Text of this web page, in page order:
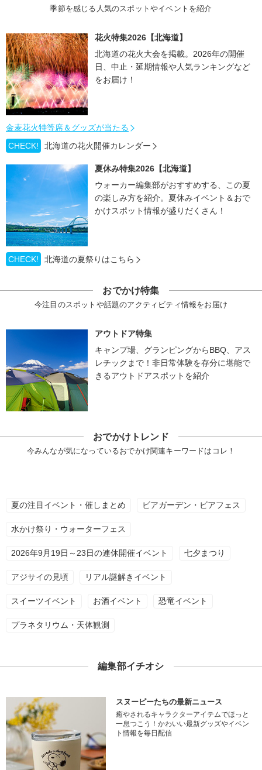
季節を感じる人気のスポットやイベントを紹介
花火特集2026【北海道】
北海道の花火大会を掲載。2026年の開催
日、中止・延期情報や人気ランキングなど
をお届け！
金麦花火特等席＆グッズが当たる
CHECK!
北海道の花火開催カレンダー
夏休み特集2026【北海道】
ウォーカー編集部がおすすめする、この夏
の楽しみ方を紹介。夏休みイベント＆おで
かけスポット情報が盛りだくさん！
CHECK! 北海道の夏祭りはこちら
おでかけ特集
今注目のスポットや話題のアクティビティ情報をお届け
アウトドア特集
キャンプ場、グランピングからBBQ、アス
レチックまで！非日常体験を存分に堪能で
きるアウトドアスポットを紹介
おでかけトレンド
今みんなが気になっているおでかけ関連キーワードはコレ！
夏の注目イベント・催しまとめ ビアガーデン・ビアフェス
水かけ祭り・ウォーターフェス
2026年9月19日～23日の連休開催イベント 七夕まつり
アジサイの見頃 リアル謎解きイベント
スイーツイベント お酒イベント 恐竜イベント
プラネタリウム・天体観測
編集部イチオシ
スヌーピーたちの最新ニュース
癒やされるキャラクターアイテムでほっと
一息つこう！かわいい最新グッズやイベン
ト情報を毎日配信